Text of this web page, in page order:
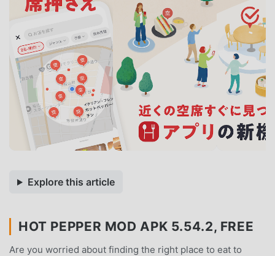
Explore this article
HOT PEPPER MOD APK 5.54.2, FREE
Are you worried about finding the right place to eat to